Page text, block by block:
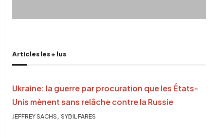
Articles les + lus
Ukraine: la guerre par procuration que les États-
Unis mènent sans relâche contre la Russie
JEFFREY SACHS , SYBIL FARES